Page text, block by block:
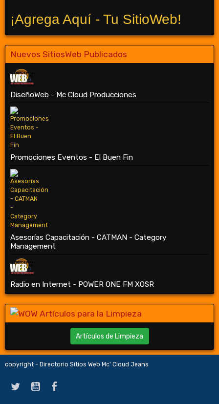
¡Agrega Aquí - Tu SitioWeb!
Nuevos SitiosWeb Publicados
DiseñoWeb - Mc Cloud Producciones
Promociones Eventos - El Buen Fin
Asesorías Capacitación - CATMAN - Category
Management
Radio en Internet - POWER ONE FM XOSR
Artículos de Limpieza
copyright - Directorio Sitios Web Mc' Cloud Jeans